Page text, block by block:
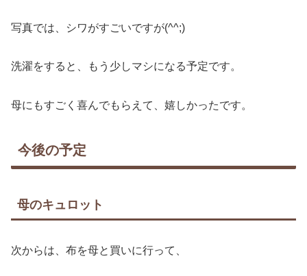
写真では、シワがすごいですが(^^;)
洗濯をすると、もう少しマシになる予定です。
母にもすごく喜んでもらえて、嬉しかったです。
今後の予定
母のキュロット
次からは、布を母と買いに行って、